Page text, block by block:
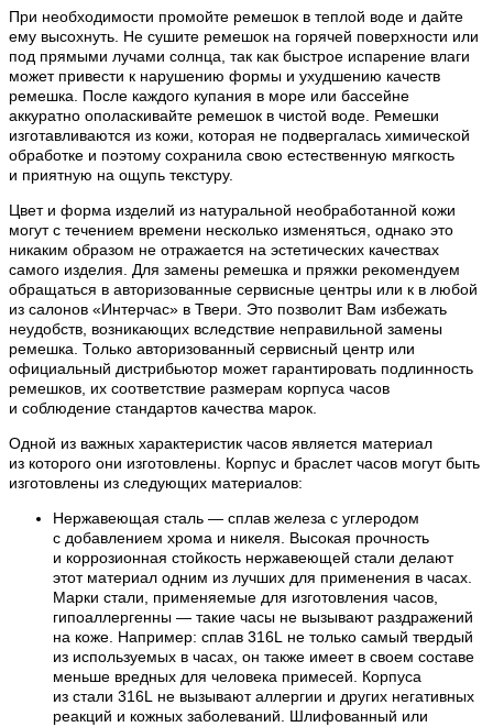
При необходимости промойте ремешок в теплой воде и дайте
ему высохнуть. Не сушите ремешок на горячей поверхности или
под прямыми лучами солнца, так как быстрое испарение влаги
может привести к нарушению формы и ухудшению качеств
ремешка. После каждого купания в море или бассейне
аккуратно ополаскивайте ремешок в чистой воде. Ремешки
изготавливаются из кожи, которая не подвергалась химической
обработке и поэтому сохранила свою естественную мягкость
и приятную на ощупь текстуру.
Цвет и форма изделий из натуральной необработанной кожи
могут с течением времени несколько изменяться, однако это
никаким образом не отражается на эстетических качествах
самого изделия. Для замены ремешка и пряжки рекомендуем
обращаться в авторизованные сервисные центры или к в любой
из салонов «Интерчас» в Твери. Это позволит Вам избежать
неудобств, возникающих вследствие неправильной замены
ремешка. Только авторизованный сервисный центр или
официальный дистрибьютор может гарантировать подлинность
ремешков, их соответствие размерам корпуса часов
и соблюдение стандартов качества марок.
Одной из важных характеристик часов является материал
из которого они изготовлены. Корпус и браслет часов могут быть
изготовлены из следующих материалов:
Нержавеющая сталь — сплав железа с углеродом
с добавлением хрома и никеля. Высокая прочность
и коррозионная стойкость нержавеющей стали делают
этот материал одним из лучших для применения в часах.
Марки стали, применяемые для изготовления часов,
гипоаллергенны — такие часы не вызывают раздражений
на коже. Например: сплав 316L не только самый твердый
из используемых в часах, он также имеет в своем составе
меньше вредных для человека примесей. Корпуса
из стали 316L не вызывают аллергии и других негативных
реакций и кожных заболеваний. Шлифованный или